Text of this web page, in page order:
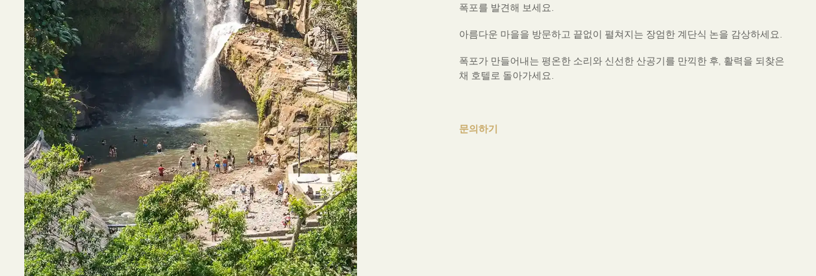
폭포를 발견해 보세요.
아름다운 마을을 방문하고 끝없이 펼쳐지는 장엄한 계단식 논을 감상하세요.
폭포가 만들어내는 평온한 소리와 신선한 산공기를 만끽한 후, 활력을 되찾은
채 호텔로 돌아가세요.
문의하기